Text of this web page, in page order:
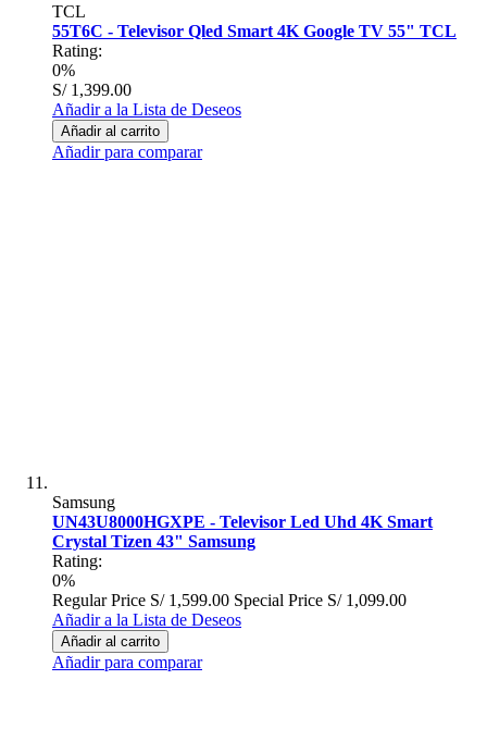
TCL
55T6C - Televisor Qled Smart 4K Google TV 55" TCL
Rating:
0%
S/ 1,399.00
Añadir a la Lista de Deseos
Añadir al carrito
Añadir para comparar
Samsung
UN43U8000HGXPE - Televisor Led Uhd 4K Smart
Crystal Tizen 43" Samsung
Rating:
0%
Regular Price S/ 1,599.00 Special Price S/ 1,099.00
Añadir a la Lista de Deseos
Añadir al carrito
Añadir para comparar